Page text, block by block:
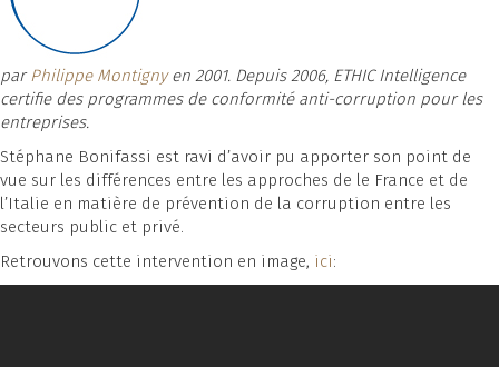
parPhilippe Montignyen 2001. Depuis 2006, ETHIC Intelligence
certifie des programmes de conformité anti-corruption pour les
entreprises.
Stéphane Bonifassi est ravi d’avoir pu apporter son point de
vue sur les différences entre les approches de le France et de
l’Italie en matière de prévention de la corruption entre les
secteurs public et privé.
Retrouvons cette intervention en image, ici: